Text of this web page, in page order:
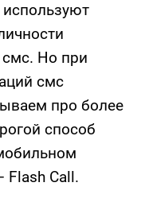
смс. Но при
смс
про более
способ
Call.